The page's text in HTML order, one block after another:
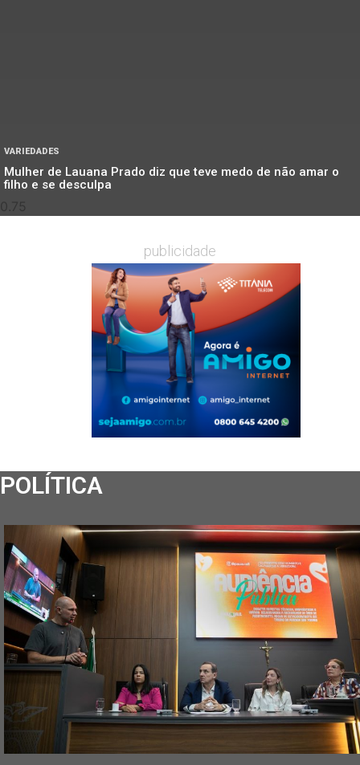
VARIEDADES
Mulher de Lauana Prado diz que teve medo de não amar o
filho e se desculpa
publicidade
POLÍTICA